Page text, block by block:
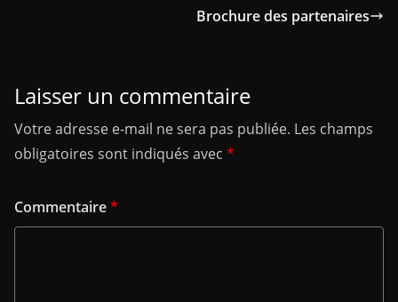
Brochure des partenaires
Laisser un commentaire
Votre adresse e-mail ne sera pas publiée. Les champs
obligatoires sont indiqués avec *
Commentaire*